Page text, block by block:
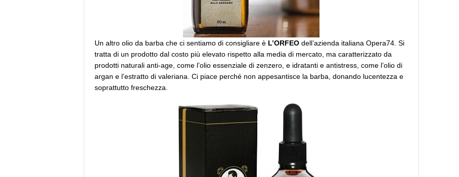
Un altro olio da barba che ci sentiamo di consigliare è L’ORFEO dell’azienda italiana Opera74. Si
tratta di un prodotto dal costo più elevato rispetto alla media di mercato, ma caratterizzato da
prodotti naturali anti-age, come l’olio essenziale di zenzero, e idratanti e antistress, come l’olio di
argan e l’estratto di valeriana. Ci piace perché non appesantisce la barba, donando lucentezza e
soprattutto freschezza.